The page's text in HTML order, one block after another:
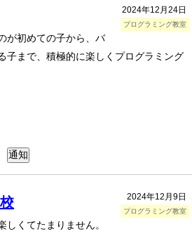
2024年12月24日
プログラミング教室
が初めての子から、バ
子まで、積極的に楽しくプログラミング
2024年12月9日
プログラミング教室
しくてたまりません。